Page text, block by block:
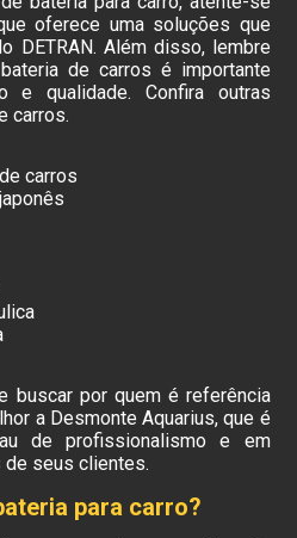
oferece uma soluções que
DETRAN. Além disso, lembre
de carros é importante
e qualidade. Confira outras
carros.
carros
buscar por quem é referência
a Desmonte Aquarius, que é
de profissionalismo e em
seus clientes.
para carro?